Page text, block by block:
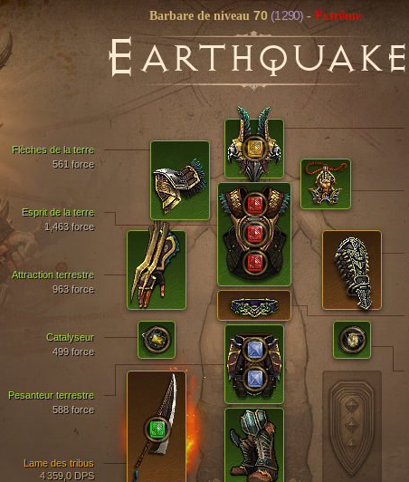
Barbare de niveau70 (1 290) - Extrême
EARTHQUAKE
Esprit de la terre
1,463 force
Attraction terrestre
963 force
Flèches de la terre
561 force
Pesanteur terrestre
588 force
Lame des tribus
4 359,0 DPS
Catalyseur
499 force